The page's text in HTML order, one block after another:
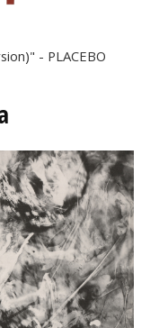
- PLACEBO